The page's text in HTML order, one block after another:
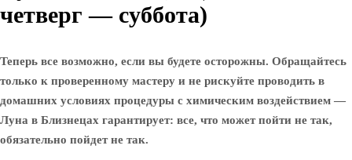
четверг — суббота)
Теперь все возможно, если вы будете осторожны. Обращайтесь
только к проверенному мастеру и не рискуйте проводить в
домашних условиях процедуры с химическим воздействием —
Луна в Близнецах гарантирует: все, что может пойти не так,
обязательно пойдет не так.